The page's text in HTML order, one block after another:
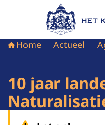
Naar de
Home Actueel
10 jaar